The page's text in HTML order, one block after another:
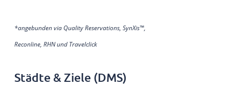
*angebunden via Quality Reservations, SynXis™,
Reconline, RHNund Travelclick
Städte & Ziele (DMS)